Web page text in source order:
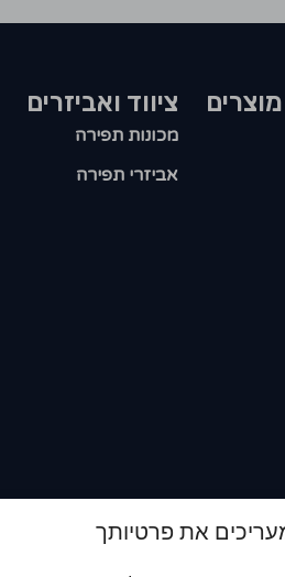
את פרטיותך
ציווד ואביזרים
מכונות תפירה
אביזרי תפירה